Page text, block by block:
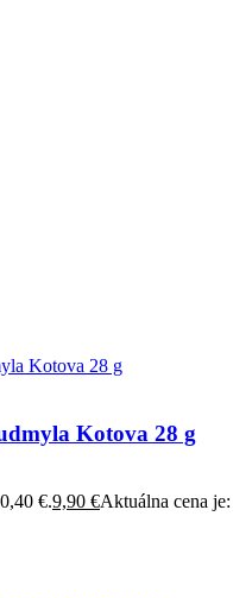
Kotova 28 g
€.9,90 €Aktuálna cena je: